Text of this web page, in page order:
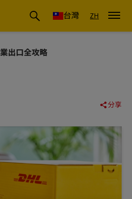
洞察與物流指南台灣 ZH
出口全攻略
分享